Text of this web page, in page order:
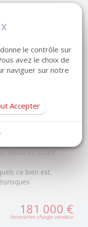
projets immobiliers.
habitation. (Pas de
en cours
ce bien est
181 000 €
honoraires charge vendeur
le contrôle sur
avez le choix de
naviguer sur notre
Accepter